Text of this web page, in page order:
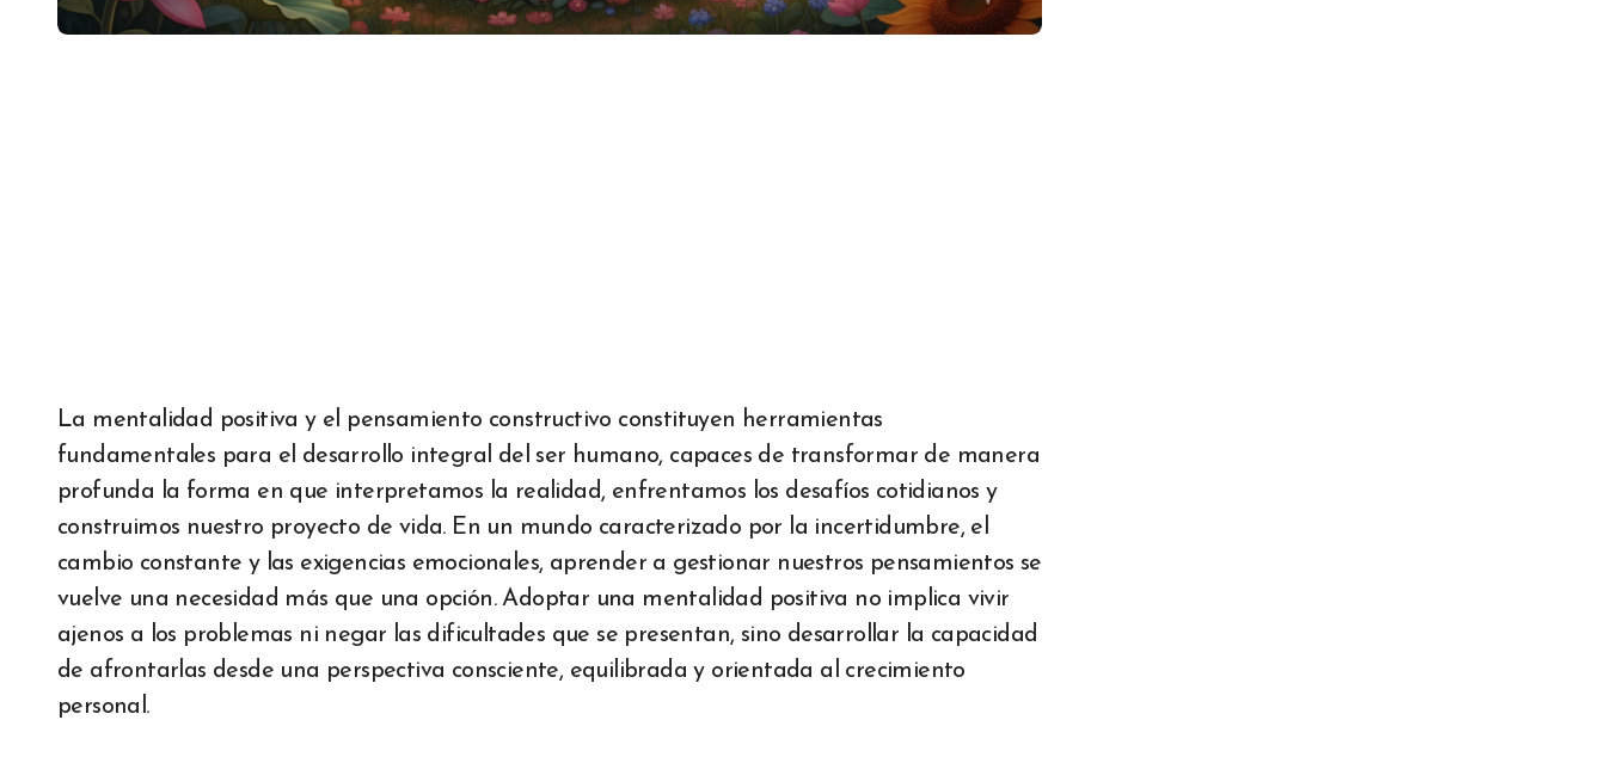
La mentalidad positiva y el pensamiento constructivo constituyen herramientas
fundamentales para el desarrollo integral del ser humano, capaces de transformar de manera
profunda la forma en que interpretamos la realidad, enfrentamos los desafíos cotidianos y
construimos nuestro proyecto de vida. En un mundo caracterizado por la incertidumbre, el
cambio constante y las exigencias emocionales, aprender a gestionar nuestros pensamientos se
vuelve una necesidad más que una opción. Adoptar una mentalidad positiva no implica vivir
ajenos a los problemas ni negar las dificultades que se presentan, sino desarrollar la capacidad
de afrontarlas desde una perspectiva consciente, equilibrada y orientada al crecimiento
personal.